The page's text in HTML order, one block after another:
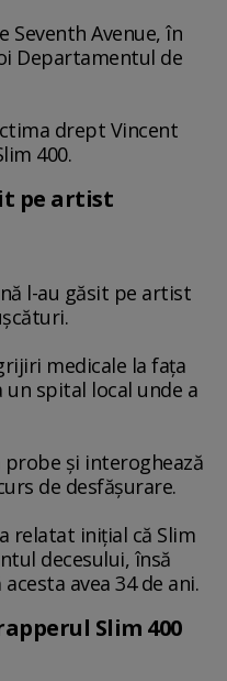
Seventh Avenue, în
Departamentul de
drept Vincent
400.
pe artist
l-au găsit pe artist
medicale la faţa
spital local unde a
probe şi interoghează
de desfăşurare.
relatat iniţial că Slim
decesului, însă
avea 34 de ani.
Slim 400